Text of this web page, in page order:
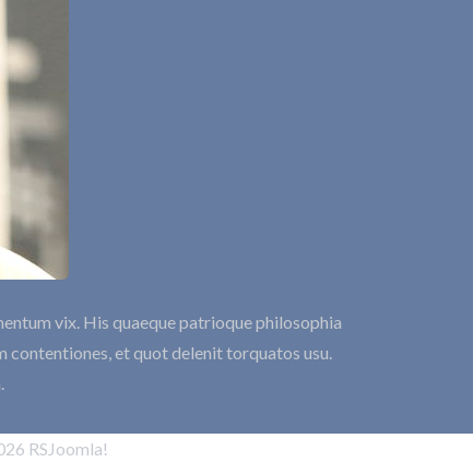
vix. His quaeque patrioque philosophia
contentiones, et quot delenit torquatos usu.
RSJoomla!